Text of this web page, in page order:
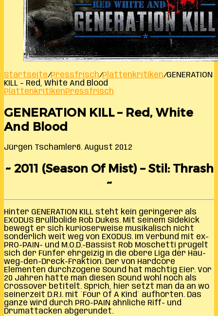
Startseite/Pressfrisch/Plattenkritiken/GENERATION
KILL – Red, White And Blood
PlattenkritikenPressfrisch
GENERATION KILL – Red, White
And Blood
Jürgen Tschamler6. August 2012
~ 2011 (Season Of Mist) – Stil: Thrash
~
Hinter GENERATION KILL steht kein geringerer als
EXODUS Brüllbolide Rob Dukes. Mit seinem Sidekick
bewegt er sich kurioserweise musikalisch nicht
sonderlich weit weg von EXODUS. Im Verbund mit ex-
PRO-PAIN- und M.O.D.-Bassist Rob Moschetti prügelt
sich der Fünfer ehrgeizig in die obere Liga der Hau-
weg-den-Dreck-Fraktion. Der von Hardcore
Elementen durchzogene Sound hat mächtig Eier. Vor
20 Jahren hätte man diesen Sound wohl noch als
Crossover betitelt. Sprich, hier setzt man da an wo
seinerzeit D.R.I. mit `Four Of A Kind` aufhörten. Das
ganze wird durch PRO-PAIN ähnliche Riff- und
Drumattacken abgerundet.